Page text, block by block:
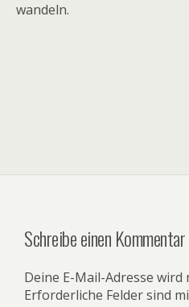
wandeln.
Schreibe einen Kommentar
Deine E-Mail-Adresse
Erforderliche Felder sind